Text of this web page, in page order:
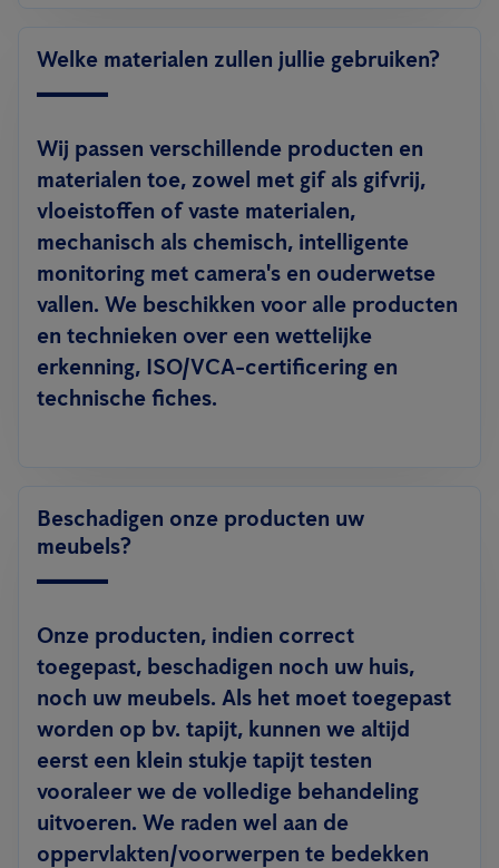
Welke materialen zullen jullie gebruiken?
Wij passen verschillende producten en
materialen toe, zowel met gif als gifvrij,
vloeistoffen of vaste materialen,
mechanisch als chemisch, intelligente
monitoring met camera's en ouderwetse
vallen. We beschikken voor alle producten
en technieken over een wettelijke
erkenning, ISO/VCA-certificering en
technische fiches.
Beschadigen onze producten uw
meubels?
Onze producten, indien correct
toegepast, beschadigen noch uw huis,
noch uw meubels. Als het moet toegepast
worden op bv. tapijt, kunnen we altijd
eerst een klein stukje tapijt testen
vooraleer we de volledige behandeling
uitvoeren. We raden wel aan de
oppervlakten/voorwerpen te bedekken